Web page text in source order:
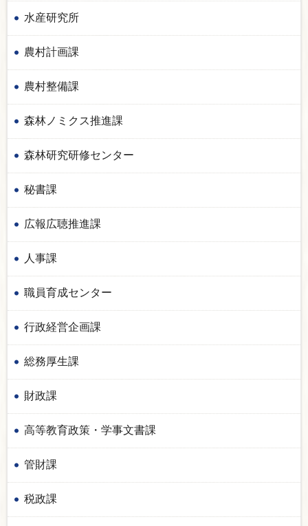
水産研究所
農村計画課
農村整備課
森林ノミクス推進課
森林研究研修センター
秘書課
広報広聴推進課
人事課
職員育成センター
行政経営企画課
総務厚生課
財政課
高等教育政策・学事文書課
管財課
税政課